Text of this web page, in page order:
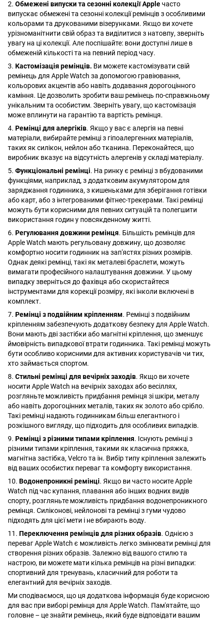
2. Обмежені випуски та сезонні колекції Appleчасто
випускає обмежені та сезонні колекції ремінців з особливими
кольорами та друкованими візерунками. Якщо ви хочете
урізноманітнити свій образ та виділитися з натовпу, зверніть
увагу на ці колекції. Але поспішайте: вони доступні лише в
обмеженій кількості та на певний період часу.
3. Кастомізація ремінців. Ви можете кастомізувати свій
ремінець для Apple Watch за допомогою гравіювання,
кольорових акцентів або навіть додавання дорогоцінного
каміння. Це дозволить зробити ваш ремінець по-справжньому
унікальним та особистим. Зверніть увагу, що кастомізація
може вплинути на гарантію та вартість ремінця.
4. Ремінці для алергіків. Якщо у вас є алергія на певні
матеріали, вибирайте ремінці з гіпоалергенних матеріалів,
таких як силікон, нейлон або тканина. Переконайтеся, що
виробник вказує на відсутність алергенів у складі матеріалу.
5. Функціональні ремінці. На ринку є ремінці з вбудованими
функціями, наприклад, з додатковим акумулятором для
заряджання годинника, з кишеньками для зберігання готівки
або карт, або з інтегрованими фітнес-трекерами. Такі ремінці
можуть бути корисними для певних ситуацій та полегшити
використання годин у повсякденному житті.
6. Регулювання довжини ремінця. Більшість ремінців для
Apple Watch мають регульовану довжину, що дозволяє
комфортно носити годинник на зап'ястях різних розмірів.
Однак деякі ремінці, такі як металеві браслети, можуть
вимагати професійного налаштування довжини. У цьому
випадку зверніться до фахівця або скористайтеся
інструментами для корекції розміру, які інколи включені в
комплект.
7. Ремінці з подвійним кріпленням. Ремінці з подвійним
кріпленням забезпечують додаткову безпеку для Apple Watch.
Вони мають дві застібки або магнітні кріплення, що зменшує
ймовірність випадкової втрати годинника. Такі ремінці можуть
бути особливо корисними для активних користувачів чи тих,
хто займається спортом.
8. Стильні ремінці для вечірніх заходів. Якщо ви хочете
носити Apple Watch на вечірніх заходах або весіллях,
розгляньте можливість придбання ремінця зі шкіри, металу
або навіть дорогоцінних металів, таких як золото або срібло.
Такі ремінці надають годинникам більш елегантного і
розкішного вигляду, що підходить для особливих випадків.
9. Ремінці з різними типами кріплення. Існують ремінці з
різними типами кріплення, такими як класична пряжка,
магнітна застібка, Velcro та ін. Вибір типу кріплення залежить
від ваших особистих переваг та комфорту використання.
10. Водонепроникні ремінці. Якщо ви часто носите Apple
Watch під час купання, плавання або інших водних видів
спорту, розгляньте можливість придбання водонепроникного
ремінця. Силіконові, нейлонові та ремінці з гуми чудово
підходять для цієї мети і не вбирають воду.
11. Переключення ремінців для різних образів. Однією з
переваг Apple Watch є можливість легко змінювати ремінці для
створення різних образів. Залежно від вашого стилю та
настрою, ви можете мати кілька ремінців на різні випадки:
спортивний для тренувань, класичний для роботи та
елегантний для вечірніх заходів.
Ми сподіваємося, що ця додаткова інформація буде корисною
для вас при виборі ремінця для Apple Watch. Пам'ятайте, що
головне – це знайти ремінець, який буде відповідати вашим